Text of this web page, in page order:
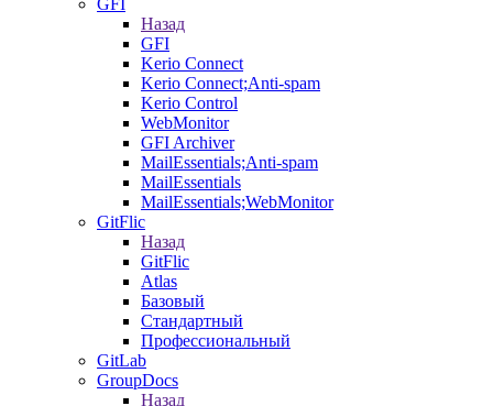
GFI
Назад
GFI
Kerio Connect
Kerio Connect;Anti-spam
Kerio Control
WebMonitor
GFI Archiver
MailEssentials;Anti-spam
MailEssentials
MailEssentials;WebMonitor
GitFlic
Назад
GitFlic
Atlas
Базовый
Стандартный
Профессиональный
GitLab
GroupDocs
Назад